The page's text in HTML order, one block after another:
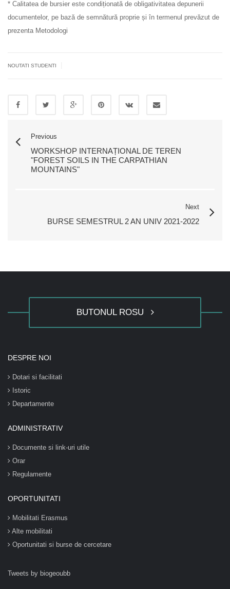
* Calitatea de bursier este condiționată de obligativitatea depunerii
documentelor, pe bază de semnătură proprie și în termenul prevăzut de
prezenta Metodologi
NOUTATI STUDENTI
Previous
WORKSHOP INTERNAȚIONAL DE TEREN
"FOREST SOILS IN THE CARPATHIAN
MOUNTAINS"
Next
BURSE SEMESTRUL 2 AN UNIV 2021-2022
BUTONUL ROSU
DESPRE NOI
Dotari si facilitati
Istoric
Departamente
ADMINISTRATIV
Documente si link-uri utile
Orar
Regulamente
OPORTUNITATI
Mobilitati Erasmus
Alte mobilitati
Oportunitati si burse de cercetare
Tweets by biogeoubb